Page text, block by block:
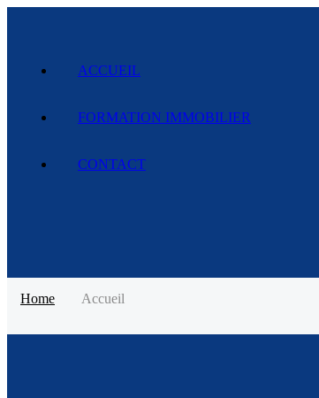
ACCUEIL
FORMATION IMMOBILIER
CONTACT
Home Accueil